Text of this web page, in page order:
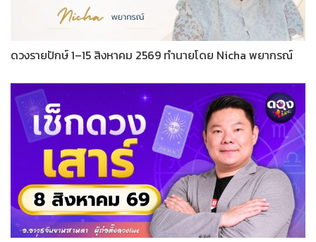
ดวงรายปักษ์ 1–15 สิงหาคม 2569 ทำนายโดย Nicha พยากรณ์